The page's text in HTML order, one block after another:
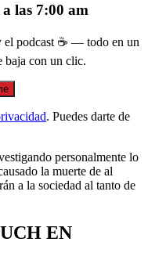
las 7:00 am
el podcast ☕ — todo en un
baja con un clic.
. Puedes darte de
personalmente lo
la muerte de al
a la sociedad al tanto de
EN